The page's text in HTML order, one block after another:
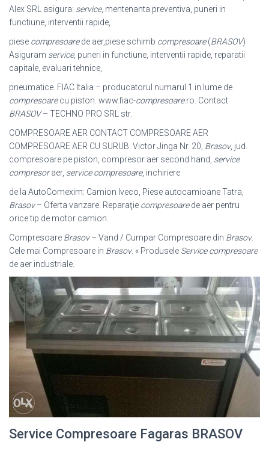
Alex SRL asigura: service, mentenanta preventiva, puneri in
functiune, interventii rapide,
piese compresoarede aer,piese schimb compresoare(BRASOV)
Asiguram service, puneri in functiune, interventii rapide, reparatii
capitale, evaluari tehnice,
pneumatice. FIAC Italia – producatorul numarul 1 in lume de
compresoarecu piston. www.fiac-compresoare.ro. Contact
BRASOV– TECHNO PRO SRL str.
COMPRESOARE AER CONTACT COMPRESOARE AER
COMPRESOARE AER CU SURUB. Victor Jinga Nr. 20, Brasov, jud.
compresoare pe piston, compresor aer second hand, service
compresoraer, service compresoare, inchiriere
de la AutoComexim: Camion Iveco, Piese autocamioane Tatra,
Brasov– Oferta vanzare. Reparaţie compresoarede aer pentru
orice tip de motor camion.
Compresoare Brasov– Vand / Cumpar Compresoare din Brasov.
Cele mai Compresoare in Brasov. « Produsele Service compresoare
de aer industriale.
Service Compresoare Fagaras BRASOV